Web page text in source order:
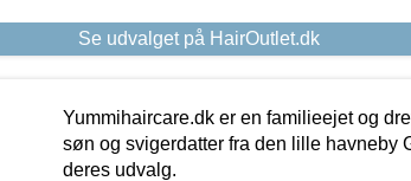
Se udvalget på HairOutlet.dk
Yummihaircare.dk er en familieejet og
søn og svigerdatter fra den lille havneby
deres udvalg.